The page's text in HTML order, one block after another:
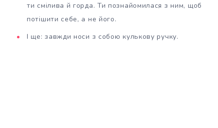
ти смілива й горда. Ти познайомилася з ним, щоб
потішити себе, а не його.
І ще: завжди носи з собою кулькову ручку.